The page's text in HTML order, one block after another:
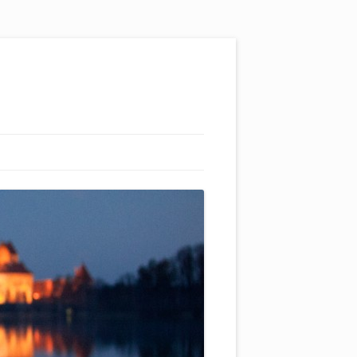
ŠTURMŲ ŠVYTURYS